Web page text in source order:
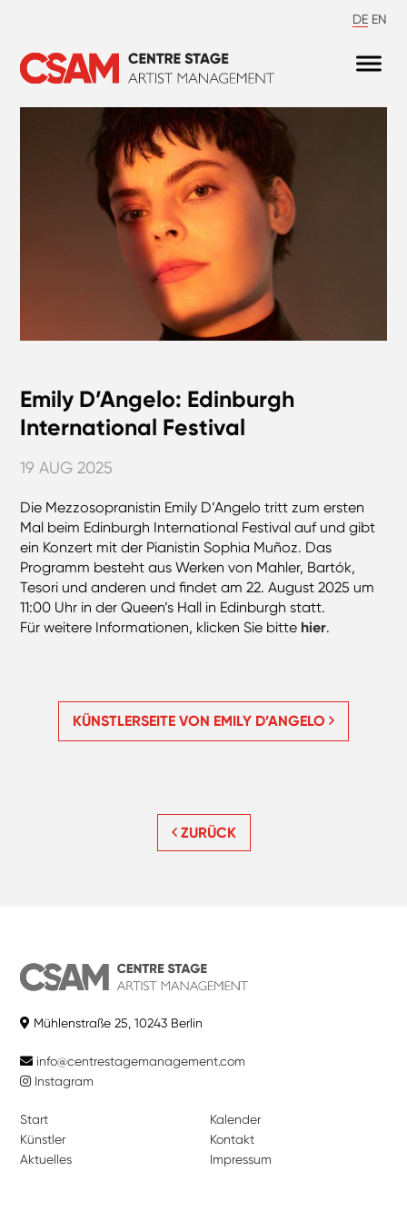
DE EN
Emily D’Angelo: Edinburgh
International Festival
19 AUG 2025
Die Mezzosopranistin Emily D’Angelo tritt zum ersten
Mal beim Edinburgh International Festival auf und gibt
ein Konzert mit der Pianistin Sophia Muñoz. Das
Programm besteht aus Werken von Mahler, Bartók,
Tesori und anderen und findet am 22. August 2025 um
11:00 Uhr in der Queen’s Hall in Edinburgh statt.
Für weitere Informationen, klicken Sie bitte hier.
KÜNSTLERSEITE VON EMILY D’ANGELO
ZURÜCK
Mühlenstraße 25, 10243 Berlin
info@centrestagemanagement.com
Instagram
Start
Künstler
Aktuelles
Kalender
Kontakt
Impressum